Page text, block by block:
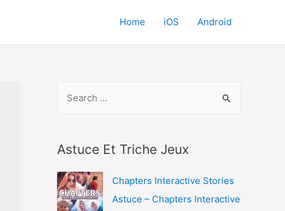
Home iOS Android
r
h
f
Astuce Et Triche Jeux
Chapters Interactive Stories
Astuce – Chapters Interactive